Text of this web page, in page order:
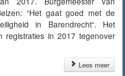
“Het gaat goed met de
in Barendrecht“. Het
registraties in 2017 tegenover
Lees meer